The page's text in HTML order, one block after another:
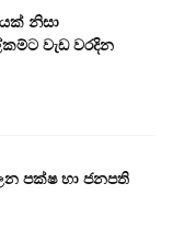
නිසා
වැඩ වරදින
පක්ෂ හා ජනපති